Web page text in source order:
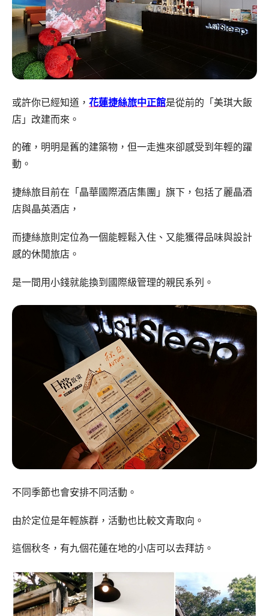
或許你已經知道， 花蓮捷絲旅中正館是從前的「美琪大飯
店」改建而來。
的確，明明是舊的建築物，但一走進來卻感受到年輕的躍
動。
捷絲旅目前在「晶華國際酒店集團」旗下，包括了麗晶酒
店與晶英酒店，
而捷絲旅則定位為一個能輕鬆入住、又能獲得品味與設計
感的休閒旅店。
是一間用小錢就能換到國際級管理的親民系列。
不同季節也會安排不同活動。
由於定位是年輕族群，活動也比較文青取向。
這個秋冬，有九個花蓮在地的小店可以去拜訪。